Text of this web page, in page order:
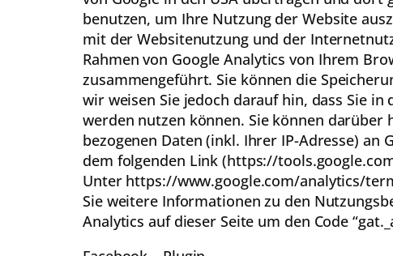
benutzen, um Ihre Nutzung der Website
mit der Websitenutzung und der
Rahmen von Google Analytics von Ihrem
zusammengeführt. Sie können die
wir weisen Sie jedoch darauf hin, dass Sie
werden nutzen können. Sie können darüber
bezogenen Daten (inkl. Ihrer IP-Adresse)
dem folgenden Link (https://
Unter https://www.google.com/analytics/
Sie weitere Informationen zu den
Analytics auf dieser Seite um den Code